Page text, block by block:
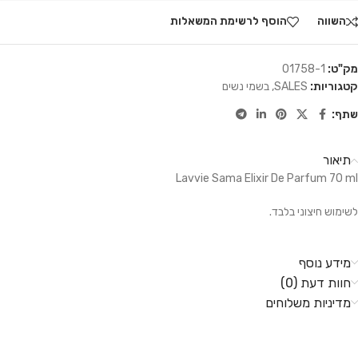
השווה הוסף לרשימת המשאלות
מק"ט: 01758-1
קטגוריות: SALES
, בשמי נשים
שתף:
תיאור
Lavvie Sama Elixir De Parfum 70 ml
לשימוש חיצוני בלבד.
מידע נוסף
חוות דעת (0)
מדיניות משלוחים